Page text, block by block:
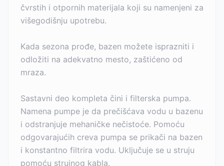
čvrstih i otpornih materijala koji su namenjeni za
višegodišnju upotrebu.
Kada sezona prođe, bazen možete isprazniti i
odložiti na adekvatno mesto, zaštićeno od
mraza.
Sastavni deo kompleta čini i filterska pumpa.
Namena pumpe je da prečišćava vodu u bazenu
i odstranjuje mehaničke nečistoće. Pomoću
odgovarajućih creva pumpa se prikači na bazen
i konstantno filtrira vodu. Uključuje se u struju
pomoću strujnog kabla.